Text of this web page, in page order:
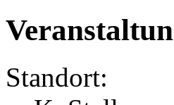
Standort: